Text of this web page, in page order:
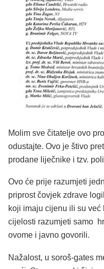
Molim sve čitatelje ovo
odustajte. Ovo je štivo
prodane liječnike i tzv.
Ovo će prije razumjeti
priprost čovjek zdrave
koji imaju cijenu ili su
cijelosti razumjeti samo
ovome i javno govorili.
Nažalost, u soroš-gates